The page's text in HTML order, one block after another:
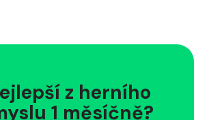
z herního
1 měsíčně?